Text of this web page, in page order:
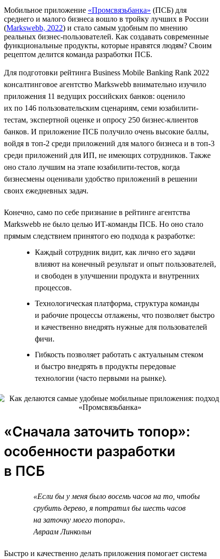
Мобильное приложение «Промсвязьбанка» (ПСБ) для
среднего и малого бизнеса вошло в тройку лучших в России
(Markswebb, 2022) и стало самым удобным по мнению
реальных бизнес-пользователей. Как создавать современные
функциональные продукты, которые нравятся людям? Своим
рецептом делится команда разработки ПСБ.
Для подготовки рейтинга Business Mobile Banking Rank 2022
консалтинговое агентство Markswebb внимательно изучило
приложения 11 ведущих российских банков: оценило
их по 146 пользовательским сценариям, семи юзабилити-
тестам, экспертной оценке и опросу 250 бизнес-клиентов
банков. И приложение ПСБ получило очень высокие баллы,
войдя в топ-2 среди приложений для малого бизнеса и в топ-3
среди приложений для ИП, не имеющих сотрудников. Также
оно стало лучшим на этапе юзабилити-тестов, когда
бизнесмены оценивали удобство приложений в решении
своих ежедневных задач.
Конечно, само по себе признание в рейтинге агентства
Markswebb не было целью ИТ-команды ПСБ. Но оно стало
прямым следствием принятого ею подхода к разработке:
Каждый сотрудник видит, как лично его задачи
влияют на конечный результат и опыт пользователей,
и свободен в улучшении продукта и внутренних
процессов.
Технологическая платформа, структура команды
и рабочие процессы отлажены, что позволяет быстро
и качественно внедрять нужные для пользователей
фичи.
Гибкость позволяет работать с актуальным стеком
и быстро внедрять в продукты передовые
технологии (часто первыми на рынке).
«Сначала заточить топор»:
особенности разработки
в ПСБ
«Если бы у меня было восемь часов на то, чтобы
срубить дерево, я потратил бы шесть часов
на заточку моего топора».
Авраам Линкольн
Быстро и качественно делать приложения помогает система